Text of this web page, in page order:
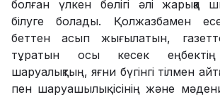
болған үлкен бөлігі әлі жарыққа
білуге болады. Қолжазбамен
беттен асып жығылатын,
тұратын осы кесек
шаруалықтың, яғни бүгінгі тілмен
пен шаруашылық ісінің және